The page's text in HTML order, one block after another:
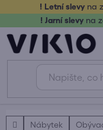
obsah
! Letní slevy na
! Jarní slevy na
DomůNábytek